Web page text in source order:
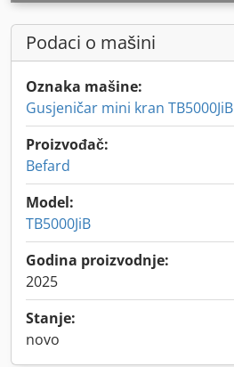
Podaci o mašini
Oznaka mašine:
Gusjeničar mini kran TB5000JiB
Proizvođač:
Befard
Model:
TB5000JiB
Godina proizvodnje:
2025
Stanje:
novo